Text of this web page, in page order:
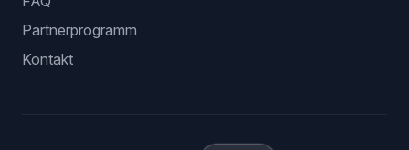
Partnerprogramm
Kontakt